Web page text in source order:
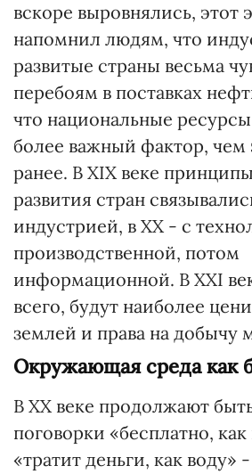
вскоре выровнялись, этот
напомнил людям, что
развитые страны весьма
перебоям в поставках
что национальные
более важный фактор, чем
ранее. В ХІХ веке
развития стран
индустрией, в ХХ - с
производственной, потом
информационной. В ХХI
всего, будут наиболее
землей и права на добычу
Окружающая среда как
В ХХ веке продолжают
поговорки «бесплатно, как
«тратит деньги, как воду»